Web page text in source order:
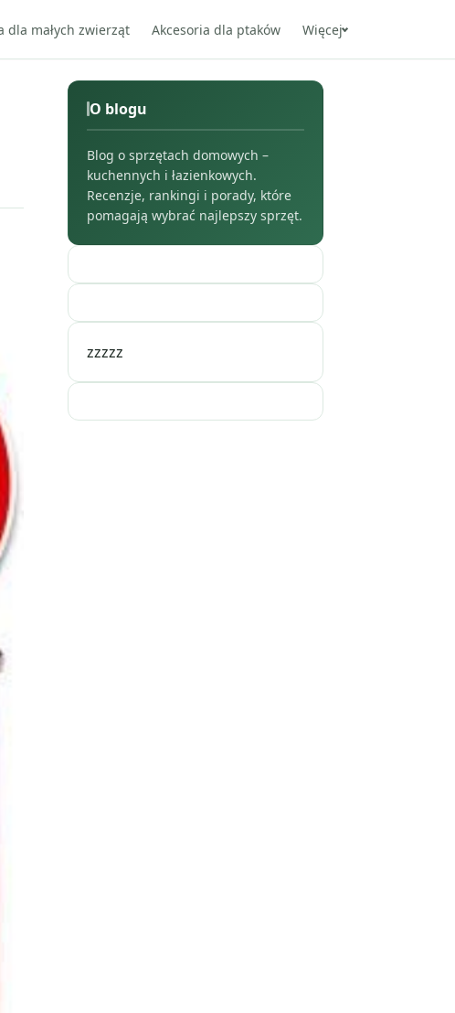
dla małych zwierząt Akcesoria dla ptaków Więcej
O blogu
Blog o sprzętach domowych –
kuchennych i łazienkowych.
Recenzje, rankingi i porady, które
pomagają wybrać najlepszy sprzęt.
zzzzz